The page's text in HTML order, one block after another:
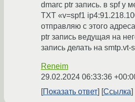
dmarc ptr запись. в spf у
TXT «v=spf1
отправляю с этого
ptr запись ведущая на
запись делать на smtp.vt-
Reneim
29.02.2024 06:33:36
Показать ответ Ссылка